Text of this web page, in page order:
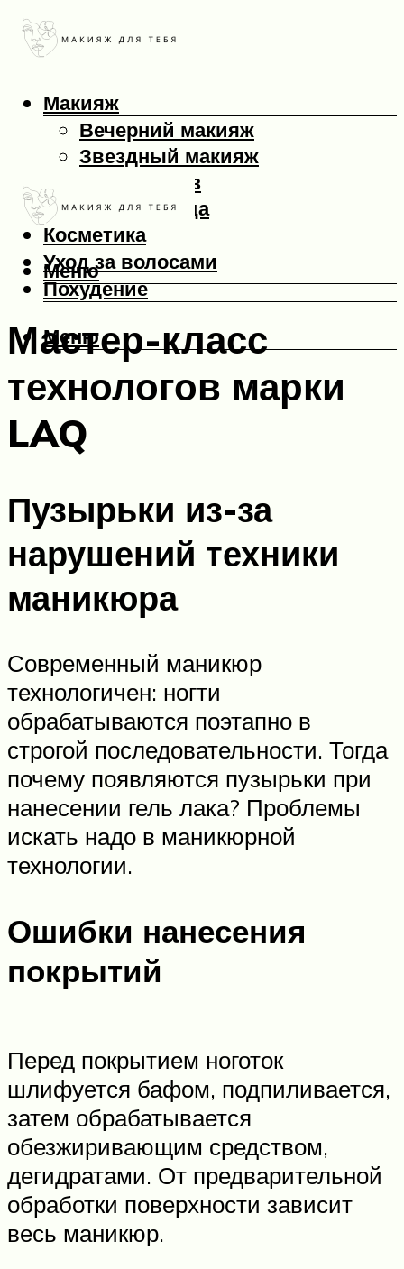
Макияж
Вечерний макияж
Звездный макияж
Макияж глаз
Макияж лица
Косметика
Уход за волосами
Похудение
Меню
Меню
Мастер-класс
технологов марки
LAQ
Пузырьки из-за
нарушений техники
маникюра
Современный маникюр
технологичен: ногти
обрабатываются поэтапно в
строгой последовательности. Тогда
почему появляются пузырьки при
нанесении гель лака? Проблемы
искать надо в маникюрной
технологии.
Ошибки нанесения
покрытий
Перед покрытием ноготок
шлифуется бафом, подпиливается,
затем обрабатывается
обезжиривающим средством,
дегидратами. От предварительной
обработки поверхности зависит
весь маникюр.